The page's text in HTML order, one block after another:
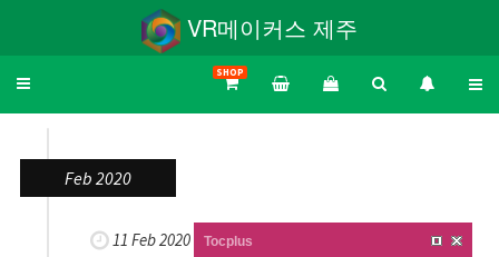
VR메이커스 제주
Toggle
SHOP
Feb 2020
11 Feb 2020 Tocplus